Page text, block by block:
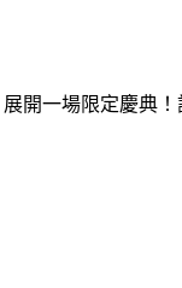
開一場限定慶典